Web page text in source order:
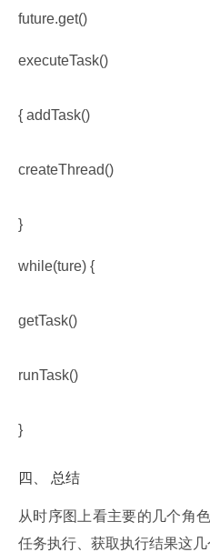
future.get()
executeTask()
{ addTask()
createThread()
}
while(ture) {
getTask()
runTask()
}
四、 总结
从时序图上看主要的几个角
任务执行、获取执行结果这几